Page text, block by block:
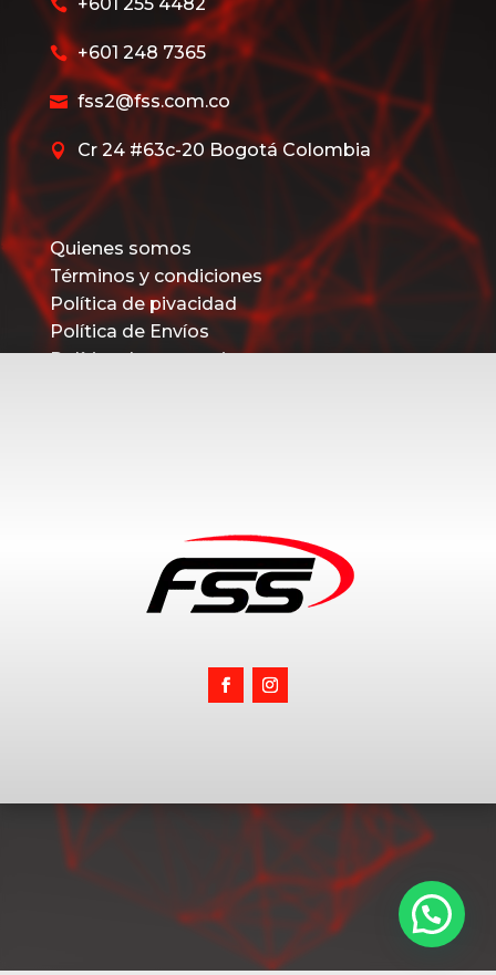
 +601 255 4482
 +601 248 7365
 fss2@fss.com.co
 Cr 24 #63c-20 Bogotá Colombia
Quienes somos
Términos y condiciones
Política de pivacidad
Política de Envíos
Política de promociones